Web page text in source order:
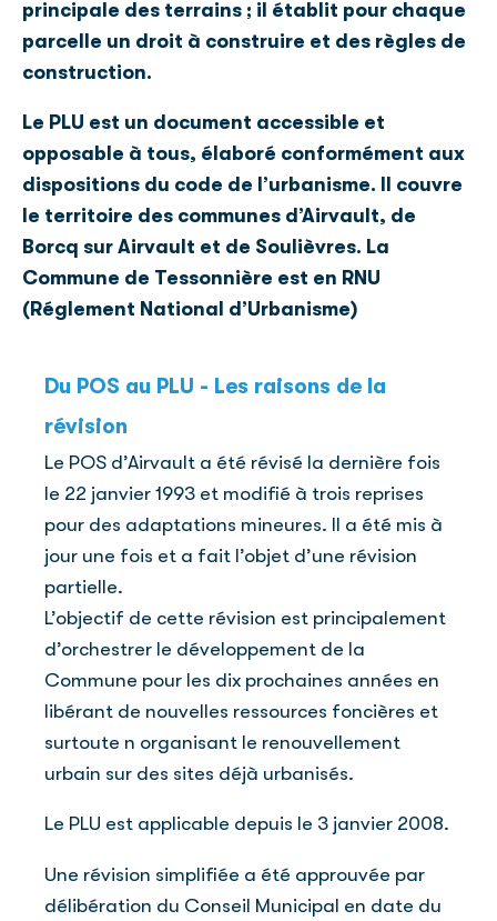
principale des terrains ; il établit pour chaque
parcelle un droit à construire et des règles de
construction.
Le PLU est un document accessible et
opposable à tous, élaboré conformément aux
dispositions du code de l’urbanisme. Il couvre
le territoire des communes d’Airvault, de
Borcq sur Airvault et de Soulièvres. La
Commune de Tessonnière est en RNU
(Réglement National d’Urbanisme)
Du POS au PLU - Les raisons de la
révision
Le POS d’Airvault a été révisé la dernière fois
le 22 janvier 1993 et modifié à trois reprises
pour des adaptations mineures. Il a été mis à
jour une fois et a fait l’objet d’une révision
partielle.
L’objectif de cette révision est principalement
d’orchestrer le développement de la
Commune pour les dix prochaines années en
libérant de nouvelles ressources foncières et
surtoute n organisant le renouvellement
urbain sur des sites déjà urbanisés.
Le PLU est applicable depuis le 3 janvier 2008.
Une révision simplifiée a été approuvée par
délibération du Conseil Municipal en date du